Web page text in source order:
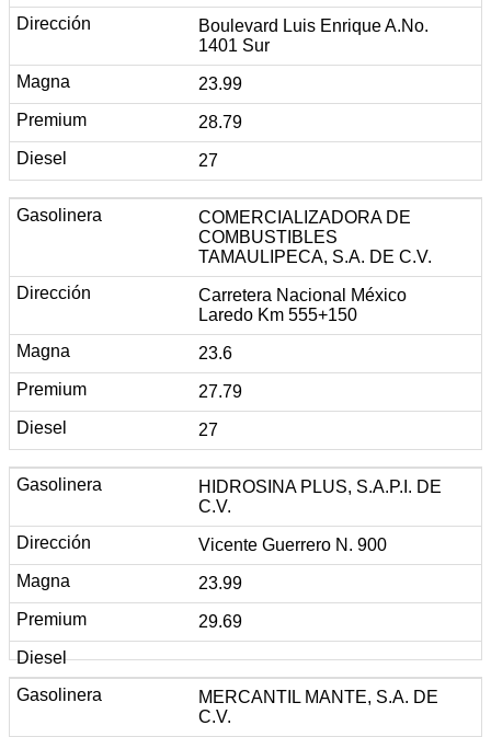
Boulevard Luis Enrique A.No.
1401 Sur
23.99
28.79
27
COMERCIALIZADORA DE
COMBUSTIBLES
TAMAULIPECA, S.A. DE C.V.
Carretera Nacional México
Laredo Km 555+150
23.6
27.79
27
HIDROSINA PLUS, S.A.P.I. DE
C.V.
Vicente Guerrero N. 900
23.99
29.69
MERCANTIL MANTE, S.A. DE
C.V.